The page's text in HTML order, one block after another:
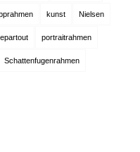
kunst Nielsen
portraitrahmen
Schattenfugenrahmen